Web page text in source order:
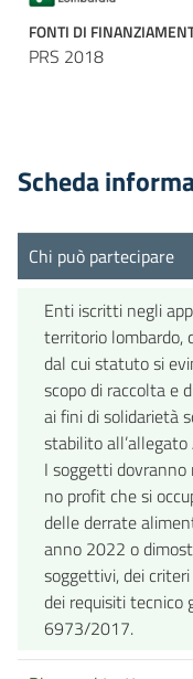
FONTI DI
PRS 2018
Scheda
Chi può partecipare
Enti iscritti negli
territorio lombardo,
dal cui statuto si
scopo di raccolta e
ai fini di solidarietà
stabilito
I soggetti
no profit che si
delle derrate
anno 2022 o
soggettivi, dei
dei requisiti tecnico
6973/2017.